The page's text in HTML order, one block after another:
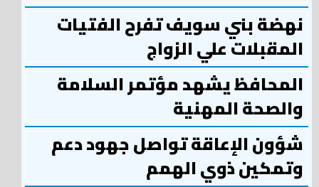
نهضة بني سويف تفرح الفتيات
المقبلات علي الزواج
المحافظ يشهد مؤتمر السلامة
والصحة المهنية
شؤون الإعاقة تواصل جهود دعم
وتمكين ذوي الهمم